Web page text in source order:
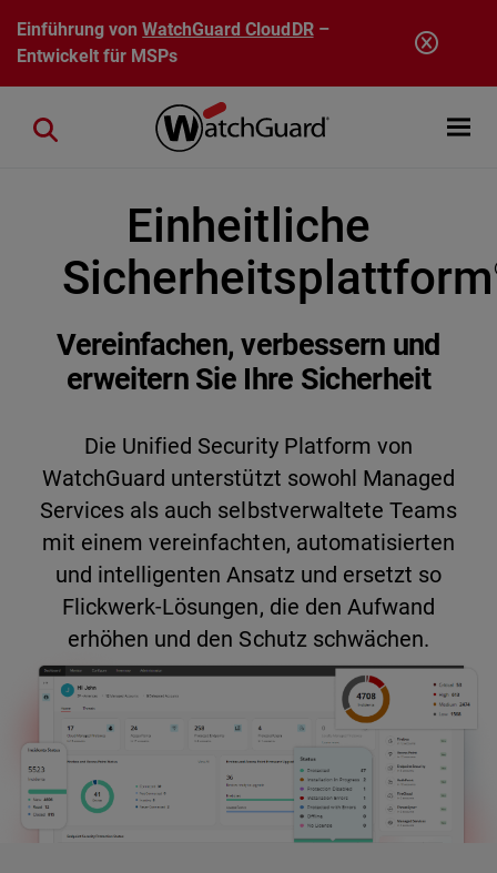
Direkt zum Inhalt
Einführung vonWatchGuard CloudDR–
Entwickelt für MSPs
Open
Close search
Einheitliche
Sicherheitsplattform
Vereinfachen, verbessern und
erweitern Sie Ihre Sicherheit
Die Unified Security Platform von
WatchGuard unterstützt sowohl Managed
Services als auch selbstverwaltete Teams
mit einem vereinfachten, automatisierten
und intelligenten Ansatz und ersetzt so
Flickwerk-Lösungen, die den Aufwand
erhöhen und den Schutz schwächen.